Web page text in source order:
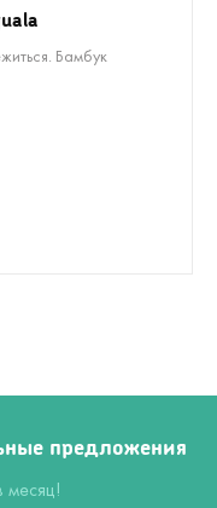
Бамбук
предложения
месяц!